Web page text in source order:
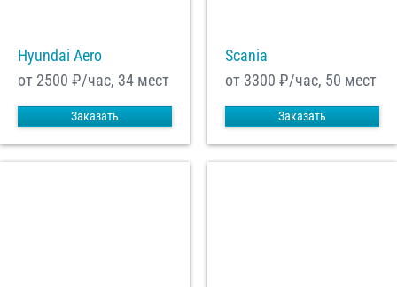
Hyundai Aero
от 2500 ₽/час, 34 мест
Заказать
Scania
от 3300 ₽/час, 50 мест
Заказать